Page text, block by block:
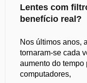
Lentes com
benefício real?
Nos últimos anos,
tornaram-se cada
aumento do tempo
computadores,